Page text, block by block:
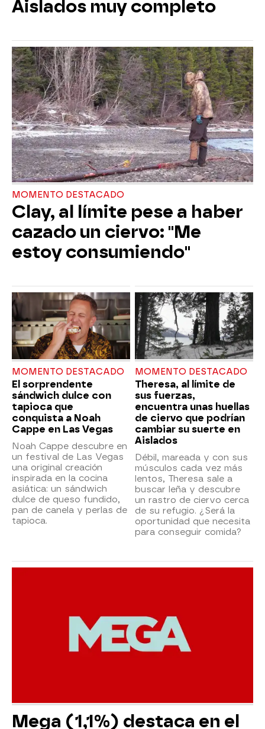
Aislados muy completo
MOMENTO DESTACADO
Clay, al límite pese a haber
cazado un ciervo: "Me
estoy consumiendo"
MOMENTO DESTACADO
El sorprendente
sándwich dulce con
tapioca que
conquista a Noah
Cappe en Las Vegas
Noah Cappe descubre en
un festival de Las Vegas
una original creación
inspirada en la cocina
asiática: un sándwich
dulce de queso fundido,
pan de canela y perlas de
tapioca.
MOMENTO DESTACADO
Theresa, al límite de
sus fuerzas,
encuentra unas huellas
de ciervo que podrían
cambiar su suerte en
Aislados
Débil, mareada y con sus
músculos cada vez más
lentos, Theresa sale a
buscar leña y descubre
un rastro de ciervo cerca
de su refugio. ¿Será la
oportunidad que necesita
para conseguir comida?
Mega (1,1%) destaca en el